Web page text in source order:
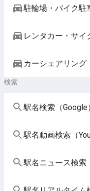
駐輪場・バイク駐
レンタカー・サイ
カーシェアリング
検索
駅名検索（Google
駅名動画検索（
駅名ニュース検索